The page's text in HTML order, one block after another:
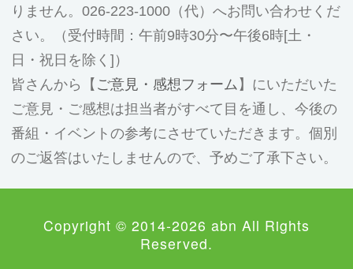
りません。026-223-1000（代）へお問い合わせくだ
さい。（受付時間：午前9時30分〜午後6時[土・
日・祝日を除く]）
皆さんから【 ご意見・感想フォーム 】にいただいた
ご意見・ご感想は担当者がすべて目を通し、今後の
番組・イベントの参考にさせていただきます。個別
のご返答はいたしませんので、予めご了承下さい。
Copyright © 2014-2026 abn All Rights
Reserved.